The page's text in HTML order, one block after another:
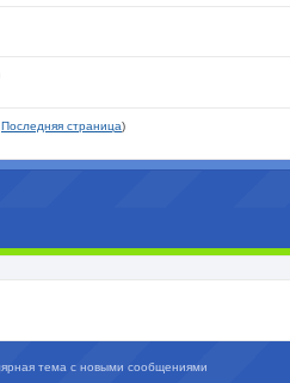
Последняя страница)
тема с новыми сообщениями